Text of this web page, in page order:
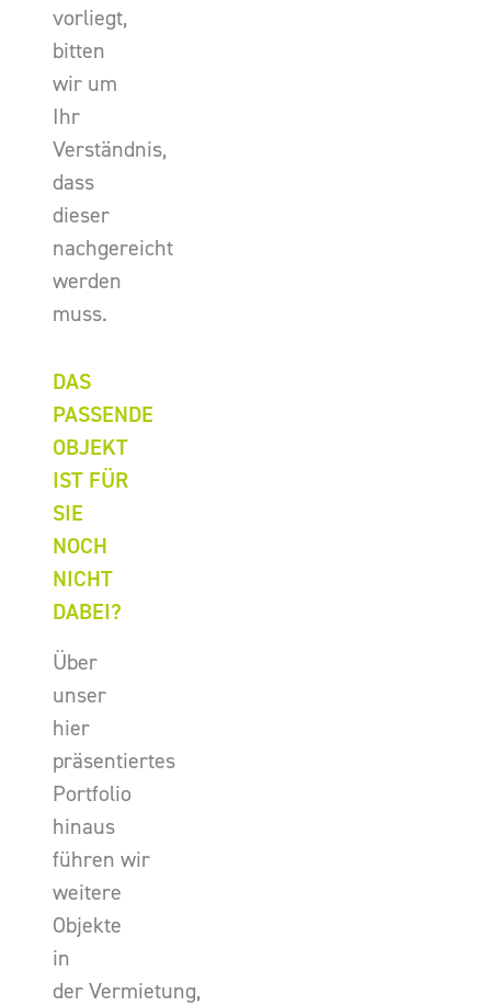
vorliegt,
bitten
wir um
Ihr
Verständnis,
dass
dieser
nachgereicht
werden
muss.
DAS
PASSENDE
OBJEKT
IST FÜR
SIE
NOCH
NICHT
DABEI?
Über
unser
hier
präsentiertes
Portfolio
hinaus
führen wir
weitere
Objekte
in
der Vermietung,